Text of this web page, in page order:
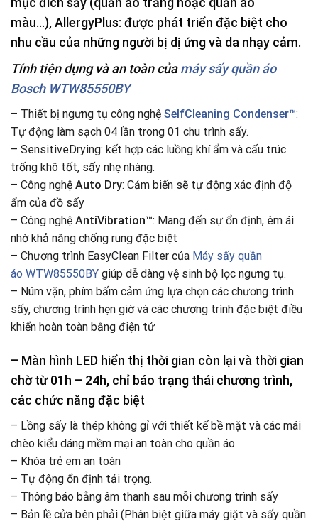
màu…),AllergyPlus: được phát triển đặc biệt cho
nhu cầu của những người bị dị ứng và da nhạy cảm.
Tính tiện dụng và an toàncủamáy sấy quần áo
Bosch WTW85550BY
– Thiết bị ngưng tụ công nghệ SelfCleaning Condenser™:
Tự động làm sạch 04 lần trong 01 chu trình sấy.
– SensitiveDrying: kết hợp các luồng khí ẩm và cấu trúc
trống khô tốt, sấy nhẹ nhàng.
– Công nghệ Auto Dry: Cảm biến sẽ tự động xác định độ
ẩm của đồ sấy
– Công nghệ AntiVibration™: Mang đến sự ổn định, êm ái
nhờ khả năng chống rung đặc biệt
– Chương trình EasyClean Filter của Máy sấy quần
áo WTW85550BY giúp dễ dàng vệ sinh bộ lọc ngưng tụ.
– Núm vặn, phím bấm cảm ứng lựa chọn các chương trình
sấy, chương trình hẹn giờ và các chương trình đặc biệt điều
khiển hoàn toàn bằng điện tử
– Màn hình LED hiển thị thời gian còn lại và thời gian
chờ từ 01h – 24h, chỉ báo trạng thái chương trình,
các chức năng đặc biệt
– Lồng sấy là thép không gỉ với thiết kế bề mặt và các mái
chèo kiểu dáng mềm mại an toàn cho quần áo
– Khóa trẻ em an toàn
– Tự động ổn định tải trọng.
– Thông báo bằng âm thanh sau mỗi chương trình sấy
– Bản lề cửa bên phải (Phân biệt giữa máy giặt và sấy quần